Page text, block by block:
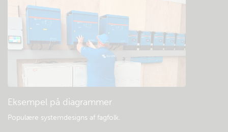
Eksempel på diagrammer
Populære systemdesigns af fagfolk.